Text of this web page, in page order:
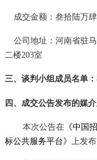
成交金额： 叁拾陆万
公司地址： 河南省驻
二楼203室
三、 谈判 小组成员名单 ：
四 、成交公告发布的媒
本次公告在 《中国
标公共服务平台》 上发布